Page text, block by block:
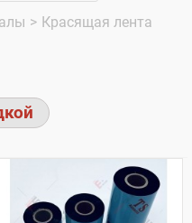
> Красящая лента